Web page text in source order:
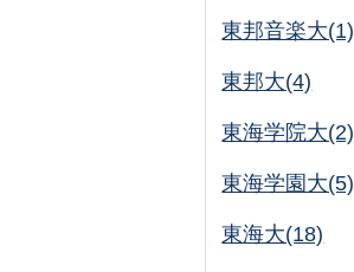
東邦音楽大(1)
東邦大(4)
東海学院大(2)
東海学園大(5)
東海大(18)